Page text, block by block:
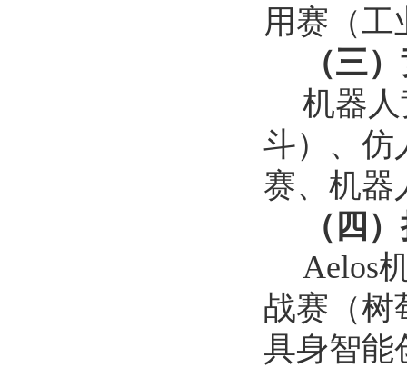
用赛（工
（三
机器
斗）、仿
赛、机器
（四
Aelos
战赛（树
具身智能